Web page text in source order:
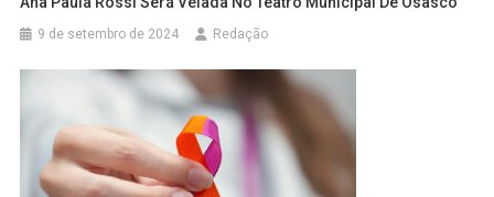
9 de setembro de 2024 Redação